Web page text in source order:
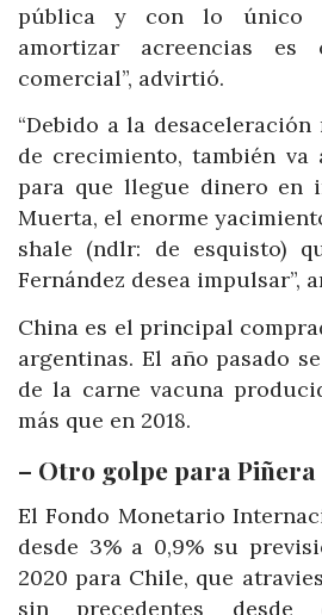
pública y con lo único
amortizar acreencias
comercial”, advirtió.
“Debido a la
de crecimiento, también va
para que llegue dinero en
Muerta, el enorme
shale (ndlr: de esquisto)
Fernández desea impulsar”,
China es el principal
argentinas. El año pasado
de la carne vacuna
más que en 2018.
– Otro golpe para Piñera
El Fondo Monetario
desde 3% a 0,9% su
2020 para Chile, que
sin precedentes